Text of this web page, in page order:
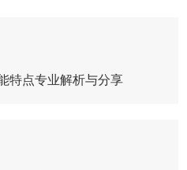
特点专业解析与分享